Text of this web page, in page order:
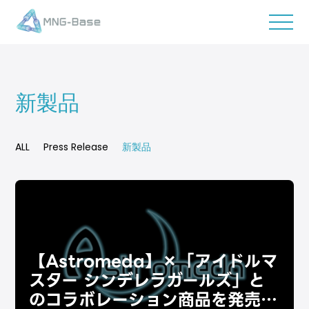
新製品
ALL Press Release 新製品
【Astromeda】×「アイドルマ
スター シンデレラガールズ」と
のコラボレーション商品を発売い